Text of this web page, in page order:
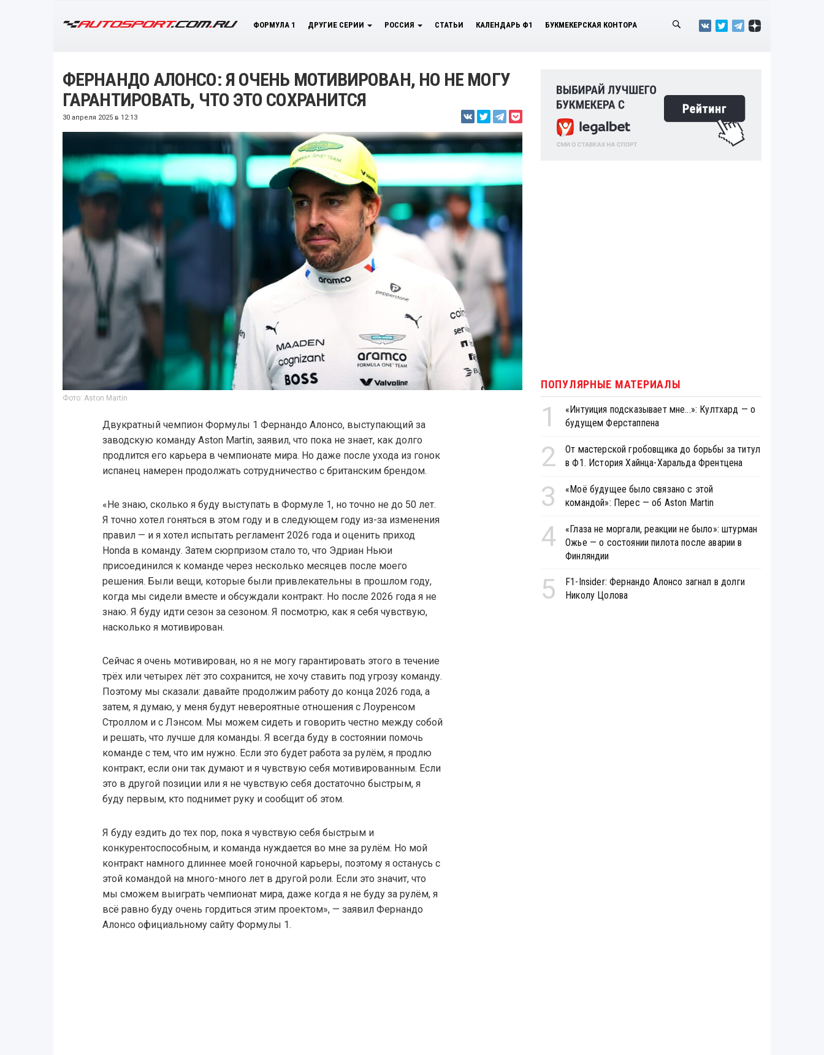
ФОРМУЛА 1 ДРУГИЕ СЕРИИ РОССИЯ СТАТЬИ КАЛЕНДАРЬ Ф1 БУКМЕКЕРСКАЯ КОНТОРА
ФЕРНАНДО АЛОНСО: Я ОЧЕНЬ МОТИВИРОВАН, НО НЕ МОГУ
ГАРАНТИРОВАТЬ, ЧТО ЭТО СОХРАНИТСЯ
30 апреля 2025 в 12:13
Фото: Aston Martin
Двукратный чемпион Формулы 1 Фернандо Алонсо, выступающий за
заводскую команду Aston Martin, заявил, что пока не знает, как долго
продлится его карьера в чемпионате мира. Но даже после ухода из гонок
испанец намерен продолжать сотрудничество с британским брендом.
«Не знаю, сколько я буду выступать в Формуле 1, но точно не до 50 лет.
Я точно хотел гоняться в этом году и в следующем году из-за изменения
правил — и я хотел испытать регламент 2026 года и оценить приход
Honda в команду. Затем сюрпризом стало то, что Эдриан Ньюи
присоединился к команде через несколько месяцев после моего
решения. Были вещи, которые были привлекательны в прошлом году,
когда мы сидели вместе и обсуждали контракт. Но после 2026 года я не
знаю. Я буду идти сезон за сезоном. Я посмотрю, как я себя чувствую,
насколько я мотивирован.
Сейчас я очень мотивирован, но я не могу гарантировать этого в течение
трёх или четырех лёт это сохранится, не хочу ставить под угрозу команду.
Поэтому мы сказали: давайте продолжим работу до конца 2026 года, а
затем, я думаю, у меня будут невероятные отношения с Лоуренсом
Строллом и с Лэнсом. Мы можем сидеть и говорить честно между собой
и решать, что лучше для команды. Я всегда буду в состоянии помочь
команде с тем, что им нужно. Если это будет работа за рулём, я продлю
контракт, если они так думают и я чувствую себя мотивированным. Если
это в другой позиции или я не чувствую себя достаточно быстрым, я
буду первым, кто поднимет руку и сообщит об этом.
Я буду ездить до тех пор, пока я чувствую себя быстрым и
конкурентоспособным, и команда нуждается во мне за рулём. Но мой
контракт намного длиннее моей гоночной карьеры, поэтому я останусь с
этой командой на много-много лет в другой роли. Если это значит, что
мы сможем выиграть чемпионат мира, даже когда я не буду за рулём, я
всё равно буду очень гордиться этим проектом», — заявил Фернандо
Алонсо официальному сайту Формулы 1.
ПОПУЛЯРНЫЕ МАТЕРИАЛЫ
1
«Интуиция подсказывает мне...»: Култхард — о
будущем Ферстаппена
2
От мастерской гробовщика до борьбы за титул
в Ф1. История Хайнца-Харальда Френтцена
3
«Моё будущее было связано с этой
командой»: Перес — об Aston Martin
4
«Глаза не моргали, реакции не было»: штурман
Ожье — о состоянии пилота после аварии в
Финляндии
5
F1-Insider: Фернандо Алонсо загнал в долги
Николу Цолова